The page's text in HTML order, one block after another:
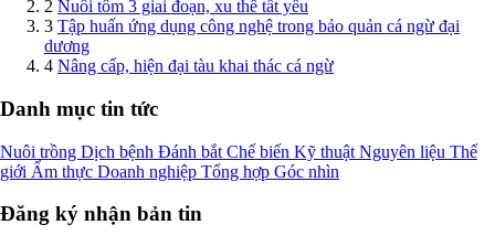
2 Nuôi tôm 3 giai đoạn, xu thế tất yếu
3 Tập huấn ứng dụng công nghệ trong bảo quản cá ngừ đại
dương
4 Nâng cấp, hiện đại tàu khai thác cá ngừ
Danh mục tin tức
Nuôi trồng Dịch bệnh Đánh bắt Chế biến Kỹ thuật Nguyên liệu Thế
giới Ẩm thực Doanh nghiệp Tổng hợp Góc nhìn
Đăng ký nhận bản tin